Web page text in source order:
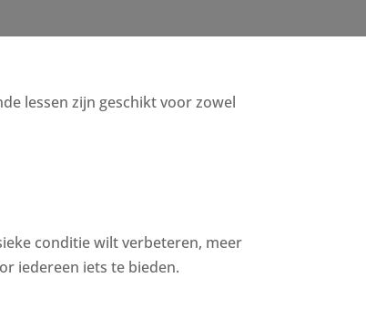
lessen zijn geschikt voor zowel
conditie wilt verbeteren, meer
iedereen iets te bieden.